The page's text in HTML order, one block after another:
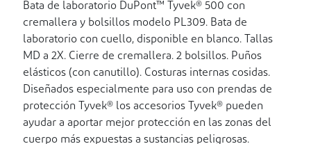
Bata de laboratorio DuPont™ Tyvek® 500 con
cremallera y bolsillos modelo PL309. Bata de
laboratorio con cuello, disponible en blanco. Tallas
MD a 2X. Cierre de cremallera. 2 bolsillos. Puños
elásticos (con canutillo). Costuras internas cosidas.
Diseñados especialmente para uso con prendas de
protección Tyvek® los accesorios Tyvek® pueden
ayudar a aportar mejor protección en las zonas del
cuerpo más expuestas a sustancias peligrosas.